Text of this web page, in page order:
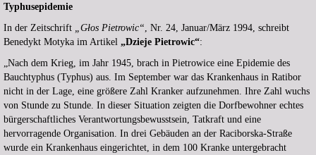
Typhusepidemie
In der Zeitschrift
„Głos Pietrowic“ , Nr. 24, Januar/März 1994, schreibt
Benedykt Motyka im Artikel „Dzieje Pietrowic“:
„Nach dem Krieg, im Jahr 1945, brach in Pietrowice eine Epidemie des
Bauchtyphus (Typhus) aus. Im September war das Krankenhaus in Ratibor
nicht in der Lage, eine größere Zahl Kranker aufzunehmen. Ihre Zahl wuchs
von Stunde zu Stunde. In dieser Situation zeigten die Dorfbewohner echtes
bürgerschaftliches Verantwortungsbewusstsein, Tatkraft und eine
hervorragende Organisation. In drei Gebäuden an der Raciborska-Straße
wurde ein Krankenhaus eingerichtet, in dem 100 Kranke untergebracht